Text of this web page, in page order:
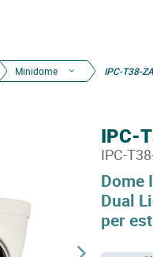
Minidome IPC-T38-
Dome
Dual
per
IPC-
IPC-